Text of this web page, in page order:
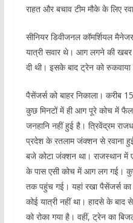
राहत और बचाव टीम मौके के लिए
सीनियर डिवीजनल कॉमर्शियल
यात्री सवार थे। आग लगने की
दी थी। इसके बाद ट्रेन को रुकवाया
पैसेंजर्स को बाहर निकाला। करीब
कुछ मिनटों में ही आग पूरे कोच में
जनहानि नहीं हुई है। त्रिवेंद्रम
प्रदेश के रतलाम जंक्शन से रवाना
बजे कोटा जंक्शन था। राजस्थान
के पास एसी कोच में आग लग गई।
तक पहुंच गई। यहां रखा पैसेंजर्स
कोई यात्री नहीं था। हादसे के
को रोका गया है। वहीं, ट्रेन का